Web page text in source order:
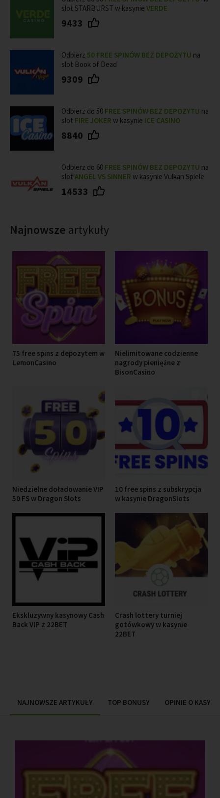
slot STARBURST w kasynie VERDE
9433
Odbierz 50 FREE SPINÓW BEZ DEPOZYTU na
slot Book of Dead
9309
Odbierz do 50 FREE SPINÓW BEZ DEPOZYTU na
slot FIRE JOKER w kasynie ICE CASINO
8840
Odbierz do 60 FREE SPINÓW BEZ DEPOZYTU na
slot ANGEL VS SINNER w kasynie Vulkan Spiele
14533
Najnowsze artykuły
75 free spins z depozytem w
LemonCasino
Nielimitowane codzienne
nagrody pieniężne z
BisonCasino
Niedzielne doładowanie VIP
50 FS w Dragon Slots
10 free spins z subskrypcja
w kasynie DragonSlots
Ekskluzywny kasynowy Cash
Back VIP z 22BET
Crash lottery turniej
gotówkowy w kasynie
22BET
NAJNOWSZE ARTYKUŁY TOP BONUSY OPINIE O